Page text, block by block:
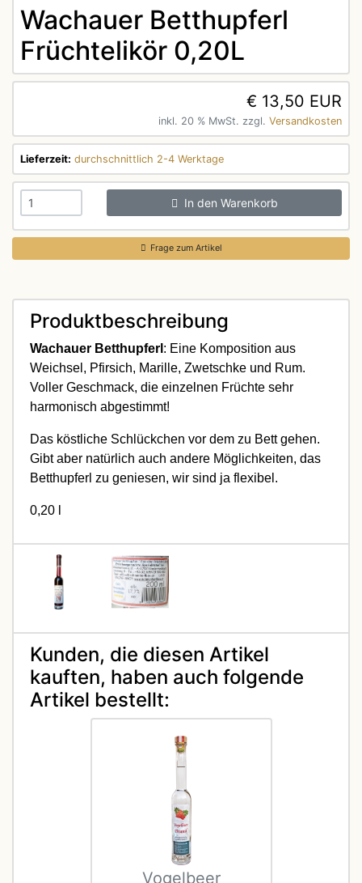
Wachauer Betthupferl
Früchtelikör 0,20L
€ 13,50 EUR
inkl. 20 % MwSt. zzgl. Versandkosten
Lieferzeit: durchschnittlich 2-4 Werktage
In den Warenkorb
Frage zum Artikel
Produktbeschreibung
Wachauer Betthupferl : Eine Komposition aus
Weichsel, Pfirsich, Marille, Zwetschke und Rum.
Voller Geschmack, die einzelnen Früchte sehr
harmonisch abgestimmt!
Das köstliche Schlückchen vor dem zu Bett gehen.
Gibt aber natürlich auch andere Möglichkeiten, das
Betthupferl zu geniesen, wir sind ja flexibel.
0,20 l
Kunden, die diesen Artikel
kauften, haben auch folgende
Artikel bestellt:
Vogelbeer